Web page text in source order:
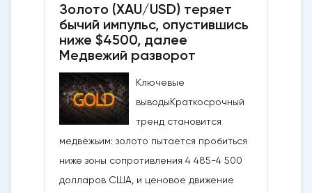
Золото (XAU/USD) теряет
бычий импульс, опустившись
ниже $4500, далее
Медвежий разворот
Ключевые
выводыКраткосрочный
тренд становится
медвежьим: золото пытается пробиться
ниже зоны сопротивления 4 485-4 500
долларов США, и ценовое движение